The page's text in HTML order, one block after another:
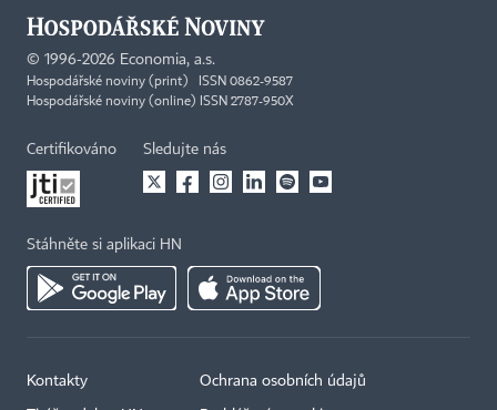
© 1996-2026 Economia, a.s.
Hospodářské noviny (print) ISSN 0862-9587
Hospodářské noviny (online) ISSN 2787-950X
Certifikováno Sledujte nás
Stáhněte si aplikaci HN
Kontakty Ochrana osobních údajů